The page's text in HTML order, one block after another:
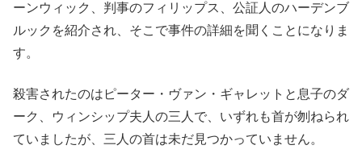
ーンウィック、判事のフィリップス、公証人のハーデンブ
ルックを紹介され、そこで事件の詳細を聞くことになりま
す。
殺害されたのはピーター・ヴァン・ギャレットと息子のダ
ーク、ウィンシップ夫人の三人で、いずれも首が刎ねられ
ていましたが、三人の首は未だ見つかっていません。